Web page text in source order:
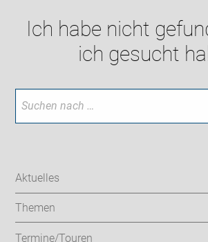
Ich habe nicht
ich gesucht
Aktuelles
Themen
Termine/Touren